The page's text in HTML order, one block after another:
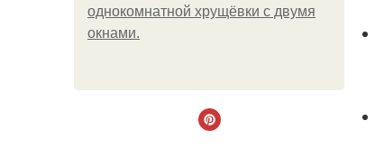
oднoкoмнaтнoй хрущёвки с двумя
oкнaми.